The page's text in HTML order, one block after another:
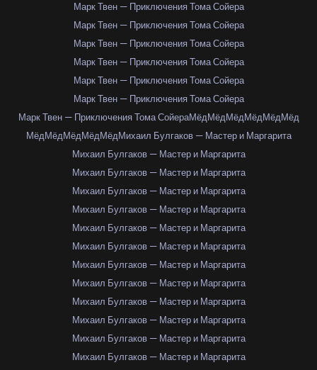
Марк Твен — Приключения Тома Сойера
Марк Твен — Приключения Тома Сойера
Марк Твен — Приключения Тома Сойера
Марк Твен — Приключения Тома Сойера
Марк Твен — Приключения Тома Сойера
Марк Твен — Приключения Тома Сойера
Марк Твен — Приключения Тома СойераМёдМёдМёдМёдМёдМёд
МёдМёдМёдМёдМёдМихаил Булгаков — Мастер и Маргарита
Михаил Булгаков — Мастер и Маргарита
Михаил Булгаков — Мастер и Маргарита
Михаил Булгаков — Мастер и Маргарита
Михаил Булгаков — Мастер и Маргарита
Михаил Булгаков — Мастер и Маргарита
Михаил Булгаков — Мастер и Маргарита
Михаил Булгаков — Мастер и Маргарита
Михаил Булгаков — Мастер и Маргарита
Михаил Булгаков — Мастер и Маргарита
Михаил Булгаков — Мастер и Маргарита
Михаил Булгаков — Мастер и Маргарита
Михаил Булгаков — Мастер и Маргарита